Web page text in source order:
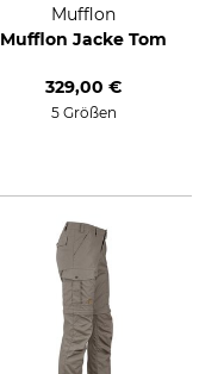
Mufflon
Mufflon Jacke Tom
329,00 €
5 Größen